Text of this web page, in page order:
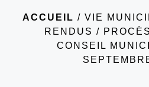
ACCUEIL / VIE
RENDUS /
CONSEIL